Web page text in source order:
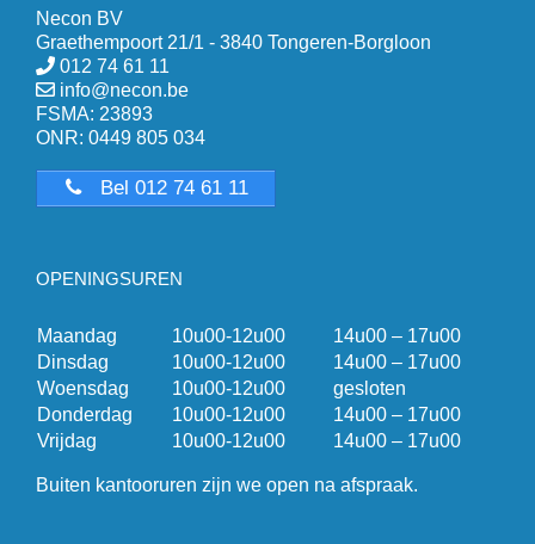
Necon BV
Graethempoort 21/1 - 3840 Tongeren-Borgloon
012 74 61 11
info@necon.be
FSMA: 23893
ONR: 0449 805 034
Bel 012 74 61 11
OPENINGSUREN
Maandag 10u00-12u00
14u00 – 17u00
Dinsdag
10u00-12u00
14u00 – 17u00
Woensdag
10u00-12u00
gesloten
Donderdag
10u00-12u00
14u00 – 17u00
Vrijdag
10u00-12u00 14u00 – 17u00
Buiten kantooruren zijn we open na afspraak.